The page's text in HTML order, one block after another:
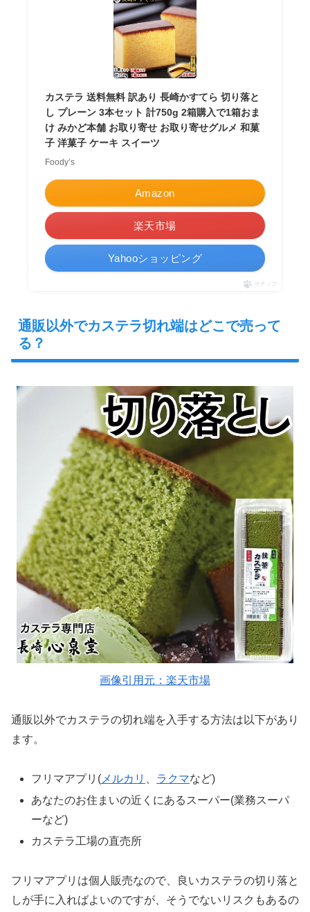
カステラ 送料無料 訳あり 長崎かすてら 切り落と
し プレーン 3本セット 計750g 2箱購入で1箱おま
け みかど本舗 お取り寄せ お取り寄せグルメ 和菓
子 洋菓子 ケーキ スイーツ
Foody’s
Amazon
楽天市場
Yahooショッピング
ポチップ
通販以外でカステラ切れ端はどこで売って
る？
画像引用元：楽天市場
通販以外でカステラの切れ端を入手する方法は以下があり
ます。
フリマアプリ( メルカリ ラクマなど)
あなたのお住まいの近くにあるスーパー(業務スーパ
ーなど)
カステラ工場の直売所
フリマアプリは個人販売なので、良いカステラの切り落と
しが手に入ればよいのですが、そうでないリスクもあるの